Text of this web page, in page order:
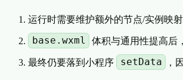
运行时需要维护额外的节点/实例映
base.wxml 体积与通用性提高后
最终仍要落到小程序 setData ，